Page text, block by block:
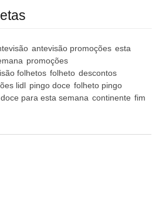
antevisão promoções esta
promoções
folhetos folheto descontos
lidl pingo doce folheto pingo
para esta semana continente fim